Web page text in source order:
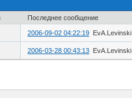
Последнее сообщение
2006-09-02 04:22:19 EvA.Levinski
2006-03-28 00:43:13 EvA.Levinski